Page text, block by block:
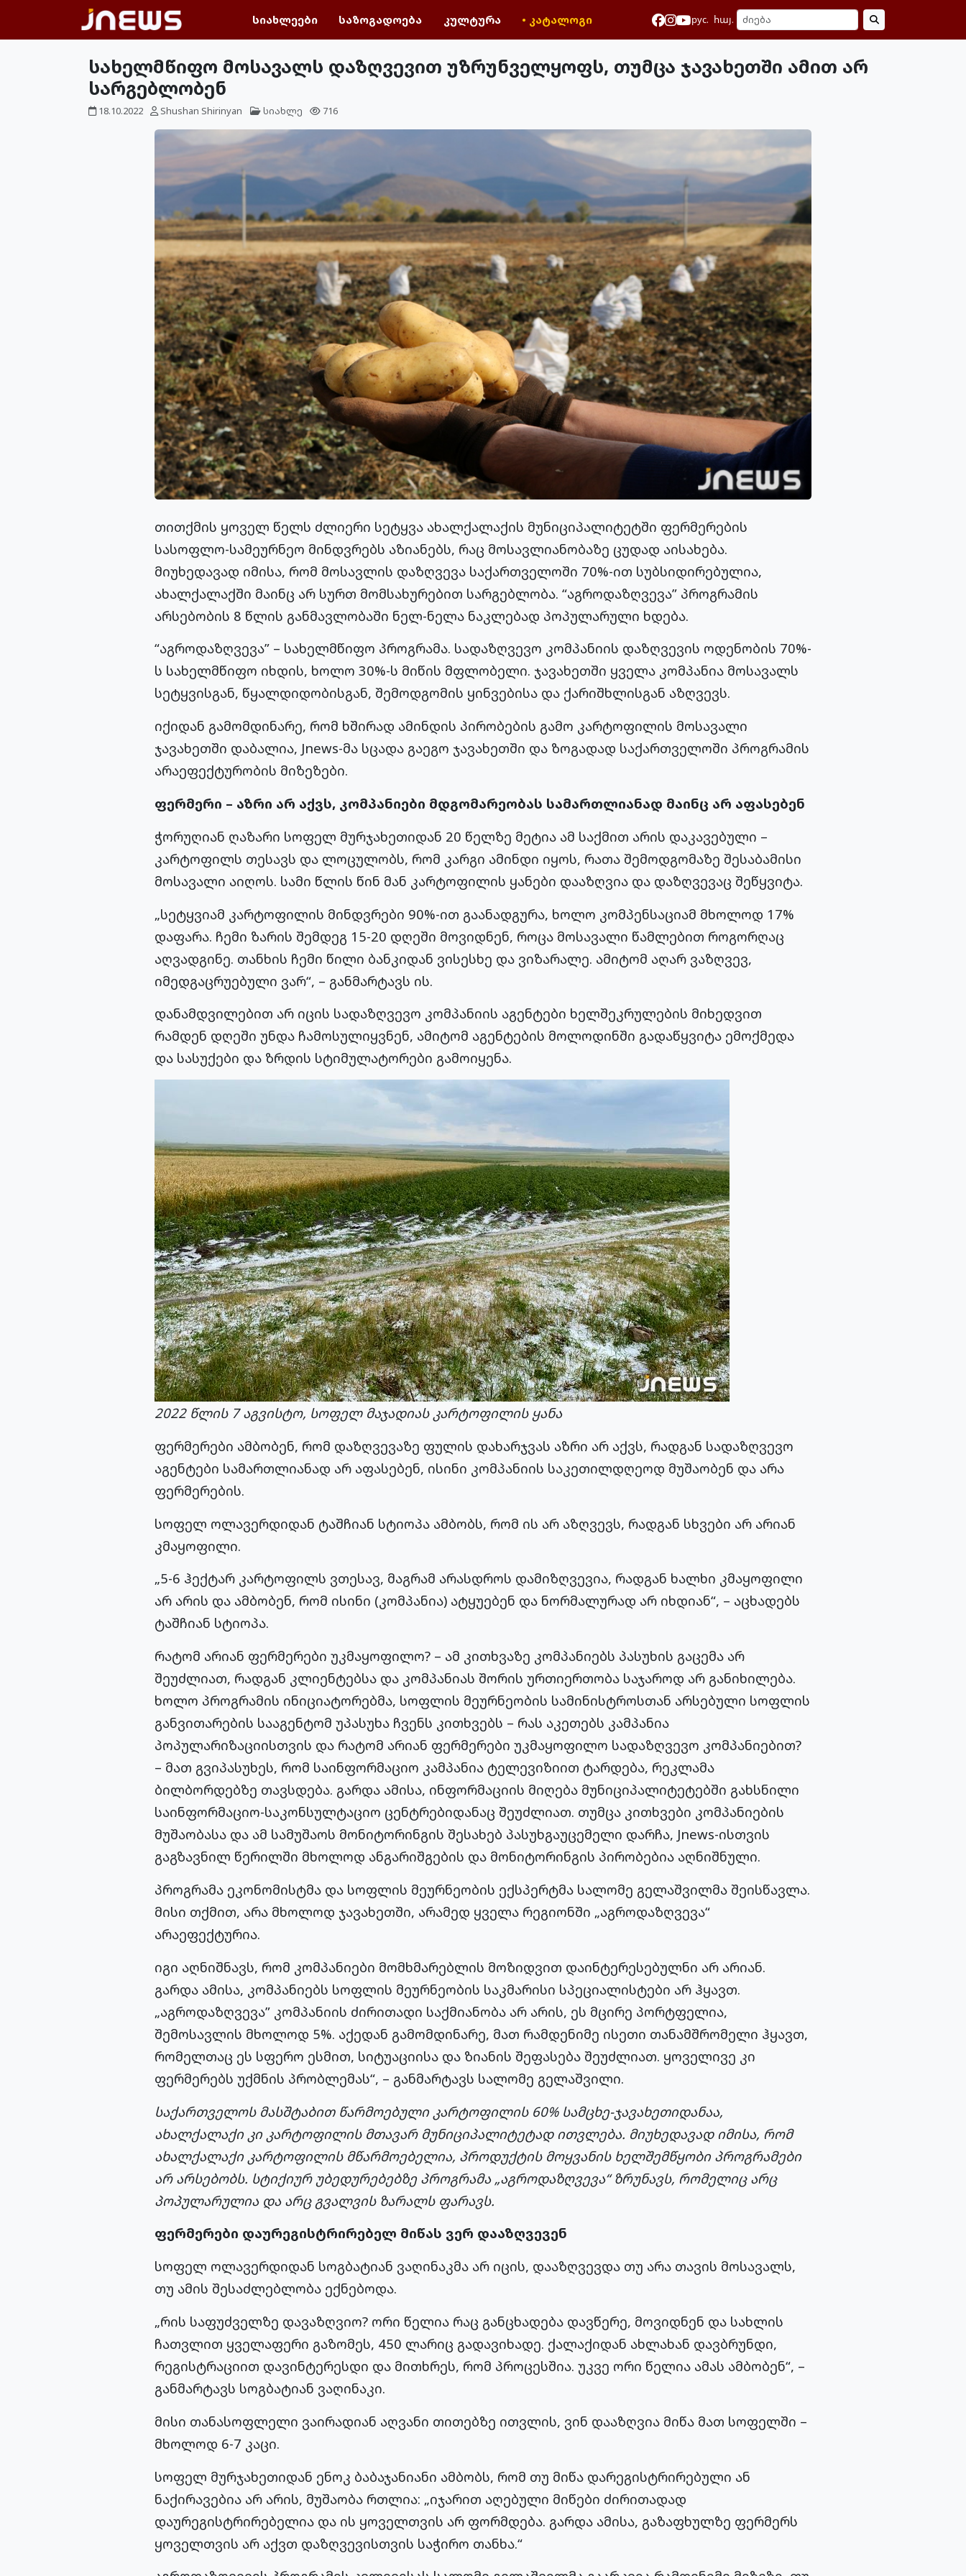
სიახლეები საზოგადოება კულტურა • კატალოგი рус. հայ.
სახელმწიფო მოსავალს დაზღვევით უზრუნველყოფს, თუმცა ჯავახეთში ამით არ
სარგებლობენ
18.10.2022 Shushan Shirinyan სიახლე 716
თითქმის ყოველ წელს ძლიერი სეტყვა ახალქალაქის მუნიციპალიტეტში ფერმერების
სასოფლო-სამეურნეო მინდვრებს აზიანებს, რაც მოსავლიანობაზე ცუდად აისახება.
მიუხედავად იმისა, რომ მოსავლის დაზღვევა საქართველოში 70%-ით სუბსიდირებულია,
ახალქალაქში მაინც არ სურთ მომსახურებით სარგებლობა. “აგროდაზღვევა” პროგრამის
არსებობის 8 წლის განმავლობაში ნელ-ნელა ნაკლებად პოპულარული ხდება.
“აგროდაზღვევა” – სახელმწიფო პროგრამა. სადაზღვევო კომპანიის დაზღვევის ოდენობის 70%-
ს სახელმწიფო იხდის, ხოლო 30%-ს მიწის მფლობელი. ჯავახეთში ყველა კომპანია მოსავალს
სეტყვისგან, წყალდიდობისგან, შემოდგომის ყინვებისა და ქარიშხლისგან აზღვევს.
იქიდან გამომდინარე, რომ ხშირად ამინდის პირობების გამო კარტოფილის მოსავალი
ჯავახეთში დაბალია, Jnews-მა სცადა გაეგო ჯავახეთში და ზოგადად საქართველოში პროგრამის
არაეფექტურობის მიზეზები.
ფერმერი – აზრი არ აქვს, კომპანიები მდგომარეობას სამართლიანად მაინც არ აფასებენ
ჭორუღიან ღაზარი სოფელ მურჯახეთიდან 20 წელზე მეტია ამ საქმით არის დაკავებული –
კარტოფილს თესავს და ლოცულობს, რომ კარგი ამინდი იყოს, რათა შემოდგომაზე შესაბამისი
მოსავალი აიღოს. სამი წლის წინ მან კარტოფილის ყანები დააზღვია და დაზღვევაც შეწყვიტა.
„სეტყვიამ კარტოფილის მინდვრები 90%-ით გაანადგურა, ხოლო კომპენსაციამ მხოლოდ 17%
დაფარა. ჩემი ზარის შემდეგ 15-20 დღეში მოვიდნენ, როცა მოსავალი წამლებით როგორღაც
აღვადგინე. თანხის ჩემი წილი ბანკიდან ვისესხე და ვიზარალე. ამიტომ აღარ ვაზღვევ,
იმედგაცრუებული ვარ“, – განმარტავს ის.
დანამდვილებით არ იცის სადაზღვევო კომპანიის აგენტები ხელშეკრულების მიხედვით
რამდენ დღეში უნდა ჩამოსულიყვნენ, ამიტომ აგენტების მოლოდინში გადაწყვიტა ემოქმედა
და სასუქები და ზრდის სტიმულატორები გამოიყენა.
2022 წლის 7 აგვისტო, სოფელ მაჯადიას კარტოფილის ყანა
ფერმერები ამბობენ, რომ დაზღვევაზე ფულის დახარჯვას აზრი არ აქვს, რადგან სადაზღვევო
აგენტები სამართლიანად არ აფასებენ, ისინი კომპანიის საკეთილდღეოდ მუშაობენ და არა
ფერმერების.
სოფელ ოლავერდიდან ტაშჩიან სტიოპა ამბობს, რომ ის არ აზღვევს, რადგან სხვები არ არიან
კმაყოფილი.
„5-6 ჰექტარ კარტოფილს ვთესავ, მაგრამ არასდროს დამიზღვევია, რადგან ხალხი კმაყოფილი
არ არის და ამბობენ, რომ ისინი (კომპანია) ატყუებენ და ნორმალურად არ იხდიან“, – აცხადებს
ტაშჩიან სტიოპა.
რატომ არიან ფერმერები უკმაყოფილო? – ამ კითხვაზე კომპანიებს პასუხის გაცემა არ
შეუძლიათ, რადგან კლიენტებსა და კომპანიას შორის ურთიერთობა საჯაროდ არ განიხილება.
ხოლო პროგრამის ინიციატორებმა, სოფლის მეურნეობის სამინისტროსთან არსებული სოფლის
განვითარების სააგენტომ უპასუხა ჩვენს კითხვებს – რას აკეთებს კამპანია
პოპულარიზაციისთვის და რატომ არიან ფერმერები უკმაყოფილო სადაზღვევო კომპანიებით?
– მათ გვიპასუხეს, რომ საინფორმაციო კამპანია ტელევიზიით ტარდება, რეკლამა
ბილბორდებზე თავსდება. გარდა ამისა, ინფორმაციის მიღება მუნიციპალიტეტებში გახსნილი
საინფორმაციო-საკონსულტაციო ცენტრებიდანაც შეუძლიათ. თუმცა კითხვები კომპანიების
მუშაობასა და ამ სამუშაოს მონიტორინგის შესახებ პასუხგაუცემელი დარჩა, Jnews-ისთვის
გაგზავნილ წერილში მხოლოდ ანგარიშგების და მონიტორინგის პირობებია აღნიშნული.
პროგრამა ეკონომისტმა და სოფლის მეურნეობის ექსპერტმა სალომე გელაშვილმა შეისწავლა.
მისი თქმით, არა მხოლოდ ჯავახეთში, არამედ ყველა რეგიონში „აგროდაზღვევა“
არაეფექტურია.
იგი აღნიშნავს, რომ კომპანიები მომხმარებლის მოზიდვით დაინტერესებულნი არ არიან.
გარდა ამისა, კომპანიებს სოფლის მეურნეობის საკმარისი სპეციალისტები არ ჰყავთ.
„აგროდაზღვევა” კომპანიის ძირითადი საქმიანობა არ არის, ეს მცირე პორტფელია,
შემოსავლის მხოლოდ 5%. აქედან გამომდინარე, მათ რამდენიმე ისეთი თანამშრომელი ჰყავთ,
რომელთაც ეს სფერო ესმით, სიტუაციისა და ზიანის შეფასება შეუძლიათ. ყოველივე კი
ფერმერებს უქმნის პრობლემას“, – განმარტავს სალომე გელაშვილი.
საქართველოს მასშტაბით წარმოებული კარტოფილის 60% სამცხე-ჯავახეთიდანაა,
ახალქალაქი კი კარტოფილის მთავარ მუნიციპალიტეტად ითვლება. მიუხედავად იმისა, რომ
ახალქალაქი კარტოფილის მწარმოებელია, პროდუქტის მოყვანის ხელშემწყობი პროგრამები
არ არსებობს. სტიქიურ უბედურებებზე პროგრამა „აგროდაზღვევა“ ზრუნავს, რომელიც არც
პოპულარულია და არც გვალვის ზარალს ფარავს.
ფერმერები დაურეგისტრირებელ მიწას ვერ დააზღვევენ
სოფელ ოლავერდიდან სოგბატიან ვაღინაკმა არ იცის, დააზღვევდა თუ არა თავის მოსავალს,
თუ ამის შესაძლებლობა ექნებოდა.
„რის საფუძველზე დავაზღვიო? ორი წელია რაც განცხადება დავწერე, მოვიდნენ და სახლის
ჩათვლით ყველაფერი გაზომეს, 450 ლარიც გადავიხადე. ქალაქიდან ახლახან დავბრუნდი,
რეგისტრაციით დავინტერესდი და მითხრეს, რომ პროცესშია. უკვე ორი წელია ამას ამბობენ“, –
განმარტავს სოგბატიან ვაღინაკი.
მისი თანასოფლელი ვაირადიან აღვანი თითებზე ითვლის, ვინ დააზღვია მიწა მათ სოფელში –
მხოლოდ 6-7 კაცი.
სოფელ მურჯახეთიდან ენოკ ბაბაჯანიანი ამბობს, რომ თუ მიწა დარეგისტრირებული ან
ნაქირავებია არ არის, მუშაობა რთლია: „იჯარით აღებული მიწები ძირითადად
დაურეგისტრირებელია და ის ყოველთვის არ ფორმდება. გარდა ამისა, გაზაფხულზე ფერმერს
ყოველთვის არ აქვთ დაზღვევისთვის საჭირო თანხა.“